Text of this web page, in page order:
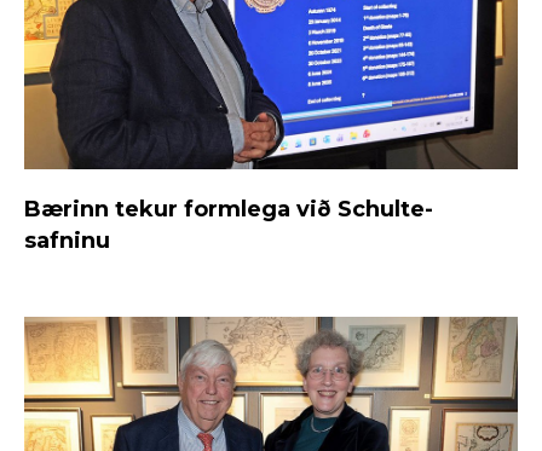
Bærinn tekur formlega við Schulte-
safninu